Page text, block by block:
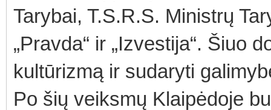
Tarybai, T.S.R.S. Ministrų
„Pravda“ ir „Izvestija“. Šiuo
kultūrizmą ir sudaryti
Po šių veiksmų Klaipėdoje